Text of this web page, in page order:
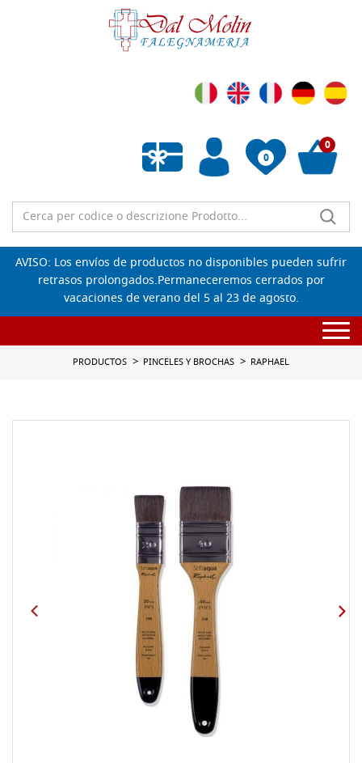
0
Lista de deseos vacía
0
AVISO: Los envíos de productos no disponibles pueden sufrir
retrasos prolongados.Permaneceremos cerrados por
vacaciones de verano del 5 al 23 de agosto.
PRODUCTOS PINCELES Y BROCHAS RAPHAEL